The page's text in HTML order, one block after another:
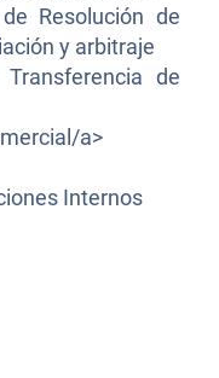
Resolución de
y arbitraje
de
a>
Internos